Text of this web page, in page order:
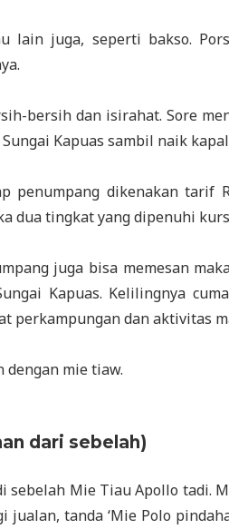
lain juga, seperti bakso.
bersih dan isirahat. Sore
Kapuas sambil naik
penumpang dikenakan tarif
dua tingkat yang dipenuhi
juga bisa memesan
Kapuas. Kelilingnya
perkampungan dan aktivitas
dengan mie tiaw.
dari sebelah)
Mie Tiau Apollo tadi.
jualan, tanda ‘Mie Polo